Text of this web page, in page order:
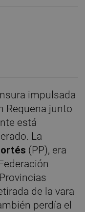
impulsada
Requena junto
está
La
(PP), era
de la vara
perdía el